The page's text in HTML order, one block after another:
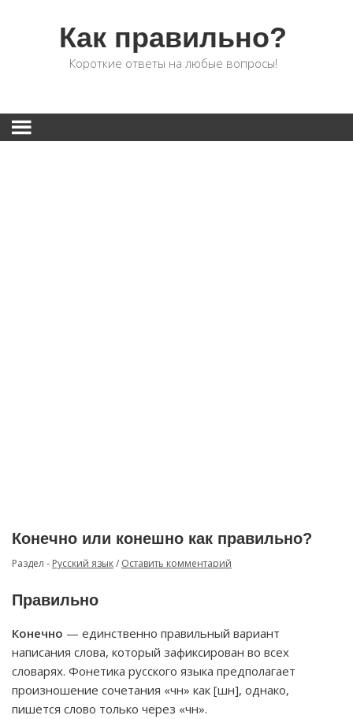
Как правильно?
Короткие ответы на любые вопросы!
Конечно или конешно как правильно?
Раздел - Русский язык/ Оставить комментарий
Правильно
Конечно — единственно правильный вариант
написания слова, который зафиксирован во всех
словарях. Фонетика русского языка предполагает
произношение сочетания «чн» как [шн], однако,
пишется слово только через «чн».